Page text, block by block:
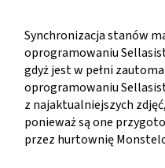
Synchronizacja stanów
oprogramowaniu
gdyż jest w pełni
oprogramowaniu
z najaktualniejszych
ponieważ są one
przez hurtownię